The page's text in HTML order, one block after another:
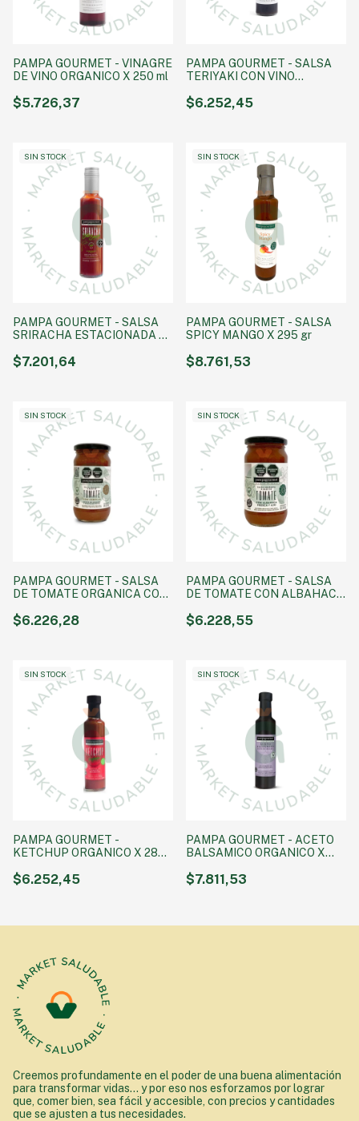
PAMPA GOURMET - VINAGRE
DE VINO ORGANICO X 250 ml
$5.726,37
PAMPA GOURMET - SALSA
TERIYAKI CON VINO
$6.252,45
SIN STOCK
PAMPA GOURMET - SALSA
SRIRACHA ESTACIONADA 6
$7.201,64
SIN STOCK
PAMPA GOURMET - SALSA
SPICY MANGO X 295 gr
$8.761,53
SIN STOCK
PAMPA GOURMET - SALSA
DE TOMATE ORGANICA CON
$6.226,28
SIN STOCK
PAMPA GOURMET - SALSA
DE TOMATE CON ALBAHACA
$6.228,55
SIN STOCK
PAMPA GOURMET -
KETCHUP ORGANICO X 285
$6.252,45
SIN STOCK
PAMPA GOURMET - ACETO
BALSAMICO ORGANICO X
$7.811,53
Creemos profundamente en el poder de una buena alimentación
para transformar vidas... y por eso nos esforzamos por lograr
que, comer bien, sea fácil y accesible, con precios y cantidades
que se ajusten a tus necesidades.